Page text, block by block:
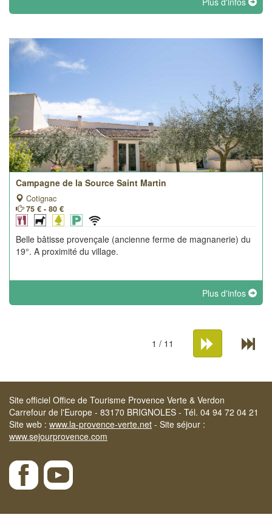
Campagne de la Source Saint Martin
Cotignac
75 € - 80 €
Belle bâtisse provençale (ancienne ferme de magnanerie) du
19°. A proximité du village.
Plus d'infos
1 / 11
Site officiel Office de Tourisme Provence Verte & Verdon
Carrefour de l'Europe - 83170 BRIGNOLES - Tél. 04 94 72 04 21
Site web : www.la-provence-verte.net - Site séjour :
www.sejourprovence.com